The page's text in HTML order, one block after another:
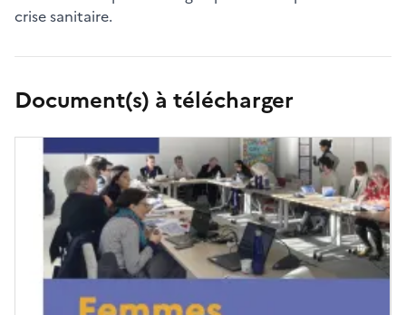
crise sanitaire.
Document(s) à télécharger